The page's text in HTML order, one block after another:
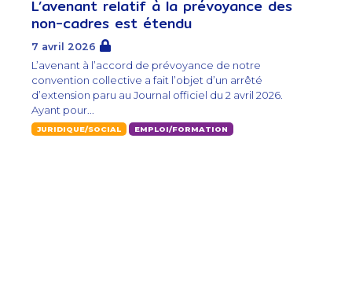
L’avenant relatif à la prévoyance des
non-cadres est étendu
7 avril 2026
L’avenant à l’accord de prévoyance de notre
convention collective a fait l’objet d’un arrêté
d’extension paru au Journal officiel du 2 avril 2026.
Ayant pour...
JURIDIQUE/SOCIAL EMPLOI/FORMATION